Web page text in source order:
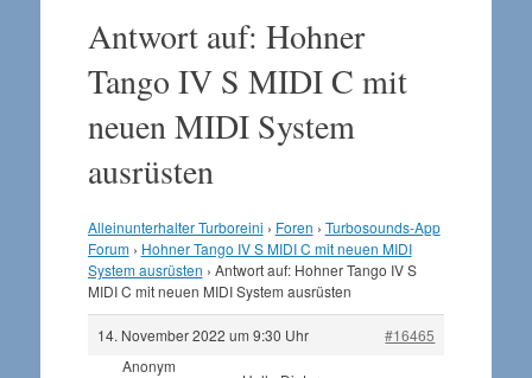
springenAntwort auf: Hohner
Tango IV S MIDI C mit
neuen MIDI System
ausrüsten
Alleinunterhalter Turboreini › Foren › Turbosounds-App
Forum › Hohner Tango IV S MIDI C mit neuen MIDI
System ausrüsten › Antwort auf: Hohner Tango IV S
MIDI C mit neuen MIDI System ausrüsten
14. November 2022 um 9:30 Uhr
#16465
Anonym